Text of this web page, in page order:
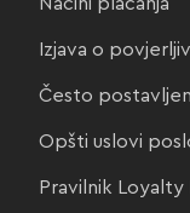
Izjava o
Često
Opšti uslovi
Pravilnik Loyalty